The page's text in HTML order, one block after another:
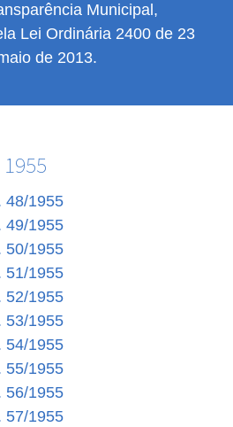
Municipal,
Lei Ordinária 2400 de 23
de 2013.
48/1955
49/1955
50/1955
51/1955
52/1955
53/1955
54/1955
55/1955
56/1955
57/1955